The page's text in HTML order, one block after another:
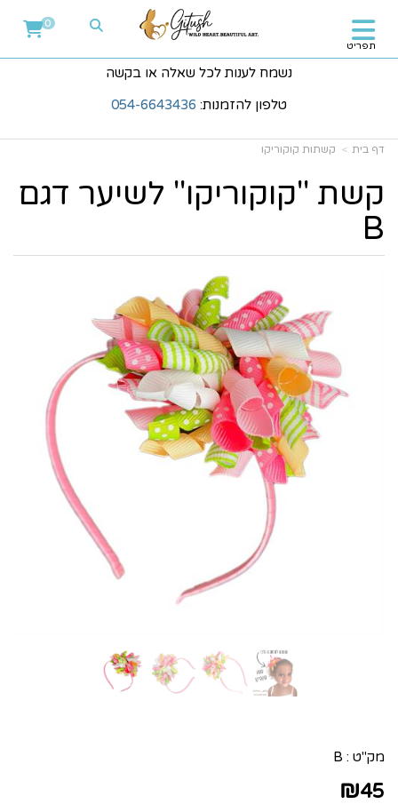
נשמח לענות לכל שאלה או בקשה
טלפון להזמנות: 054-6643436
תפריט
0
דף בית קשתות קוקוריקו
קשת "קוקוריקו" לשיער דגם
B
מק"ט : B
₪45